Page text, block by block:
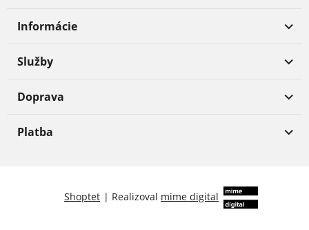
Informácie
Služby
Doprava
Platba
Shoptet | Realizoval mime digital